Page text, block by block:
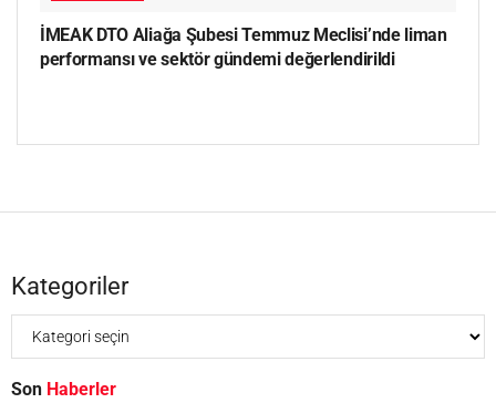
İMEAK DTO Aliağa Şubesi Temmuz Meclisi’nde liman
performansı ve sektör gündemi değerlendirildi
Kategoriler
Son Haberler